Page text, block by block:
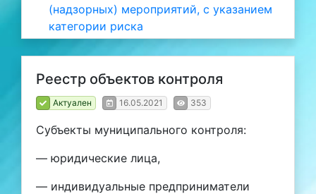
(надзорных) мероприятий, с указанием
категории риска
Реестр объектов контроля
Актуален 16.05.2021 353
Субъекты муниципального контроля:
— юридические лица,
— индивидуальные предприниматели